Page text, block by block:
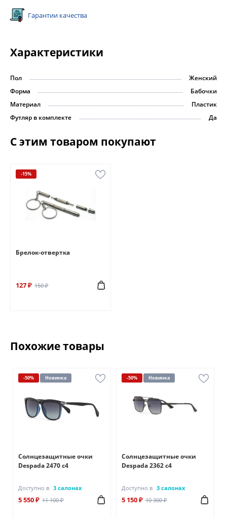
Гарантии качества
Характеристики
Пол
Женский
Форма
Бабочки
Материал
Пластик
Футляр в комплекте
Да
С этим товаром покупают
-15%
Брелок-отвертка
127 ₽ 150 ₽
Похожие товары
-50% Новинка
Солнцезащитные очки
Despada 2470 с4
Доступно в 3 салонах
5 550 ₽ 11 100 ₽
-50% Новинка
Солнцезащитные очки
Despada 2362 с4
Доступно в 3 салонах
5 150 ₽ 10 300 ₽